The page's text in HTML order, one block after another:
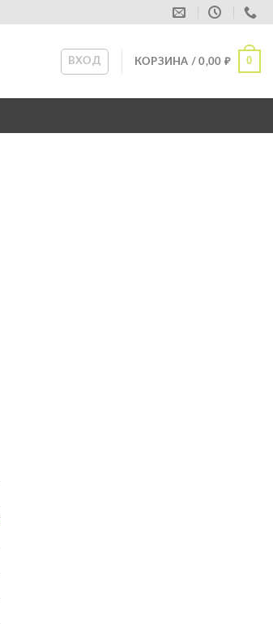
ВХОД КОРЗИНА /0,00 ₽ 0